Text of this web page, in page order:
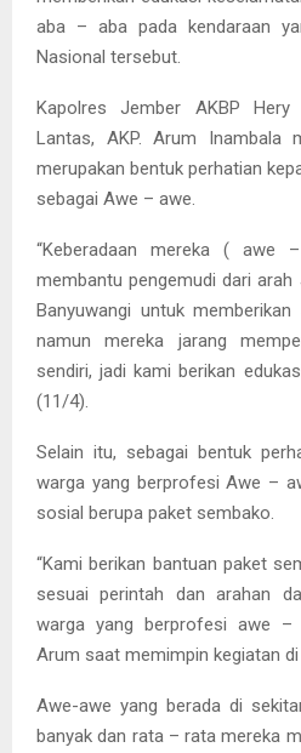
aba – aba pada kendaraan
Nasional tersebut.
Kapolres Jember AKBP
Lantas, AKP. Arum Inambala
merupakan bentuk perhatian
sebagai Awe – awe.
“Keberadaan mereka ( awe
membantu pengemudi dari
Banyuwangi untuk
namun mereka jarang
sendiri, jadi kami berikan
(11/4).
Selain itu, sebagai bentuk
warga yang berprofesi Awe –
sosial berupa paket sembako.
“Kami berikan bantuan paket
sesuai perintah dan arahan
warga yang berprofesi awe –
Arum saat memimpin kegiatan di
Awe-awe yang berada di
banyak dan rata – rata mereka